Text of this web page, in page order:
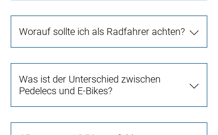
Worauf sollte ich als Radfahrer achten?
Was ist der Unterschied zwischen
Pedelecs und E-Bikes?